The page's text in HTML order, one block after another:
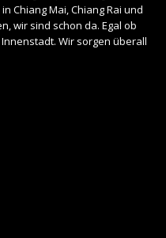
Chiang Mai, Chiang Rai und
wir sind schon da. Egal ob
Wir sorgen überall